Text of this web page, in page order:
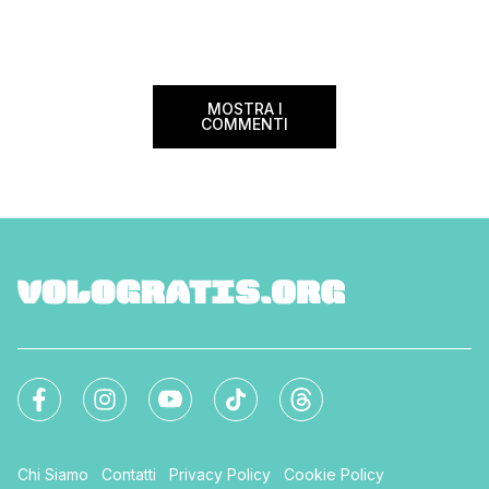
MOSTRA I
COMMENTI
Chi Siamo Contatti Privacy Policy Cookie Policy